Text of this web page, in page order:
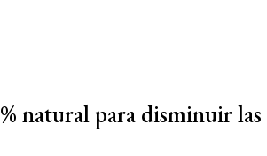
natural para disminuir las